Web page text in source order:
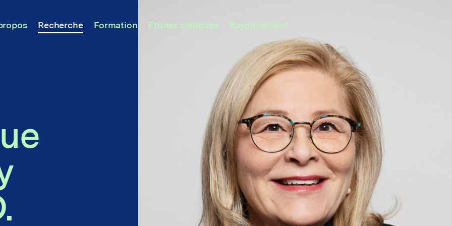
Recherche Formation Études cliniques
Rayonnement